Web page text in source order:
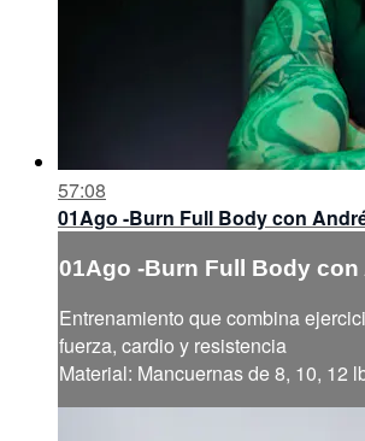
57:08
01Ago -Burn Full Body con
01Ago -Burn Full Body con
Entrenamiento que combina
fuerza, cardio y resistencia
Material: Mancuernas de 8, 10, 12